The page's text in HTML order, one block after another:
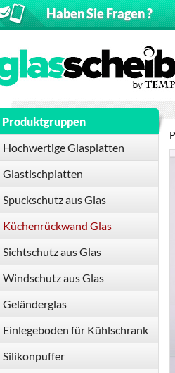
Haben Sie Fragen ?
Produktgruppen
Hochwertige Glasplatten
Glastischplatten
Spuckschutz aus Glas
Küchenrückwand Glas
Sichtschutz aus Glas
Windschutz aus Glas
Geländerglas
Einlegeboden für Kühlschrank
Silikonpuffer